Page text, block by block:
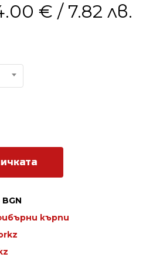
€ / 7.82 лв.
кърпи